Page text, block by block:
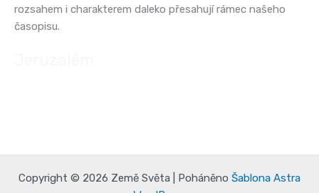
rozsahem i charakterem daleko přesahují rámec našeho
časopisu.
Copyright © 2026 Země Světa | Poháněno Šablona Astra